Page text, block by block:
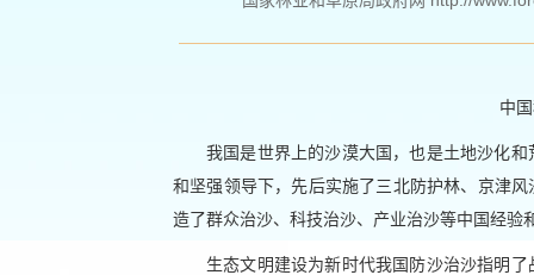
中
我国是世界上的沙漠大国，也是土地沙化
和坚强领导下，先后实施了三北防护林、京津
造了群众治沙、科技治沙、产业治沙等中国经
生态文明建设为新时代我国防沙治沙指明